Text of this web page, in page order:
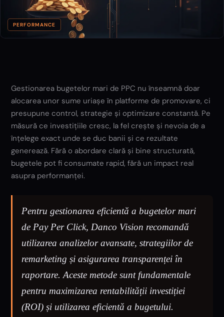
PERFORMANCE
Gestionarea bugetelor mari de PPC nu înseamnă doar
alocarea unor sume uriașe în platforme de promovare, ci
presupune control, strategie și optimizare constantă. Pe
măsură ce investițiile cresc, la fel crește și nevoia de a
înțelege exact unde se duc banii și ce rezultate
generează. Fără o abordare clară și bine structurată,
bugetele pot fi consumate rapid, fără un impact real
asupra performanței.
Pentru gestionarea eficientă a bugetelor mari
de Pay Per Click, Danco Vision recomandă
utilizarea analizelor avansate, strategiilor de
remarketing și asigurarea transparenței în
raportare. Aceste metode sunt fundamentale
pentru maximizarea rentabilității investiției
(ROI) și utilizarea eficientă a bugetului.